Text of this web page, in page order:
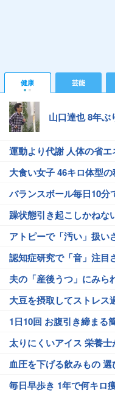
健康 芸能
山口達也 8年ぶ
運動より代謝 人体の省エ
大食い女子 46キロ体型
バランスボール毎日10分
躁状態引き起こしかねな
アトピーで「汚い」扱い
認知症研究で「音」注目
夫の「産後うつ」にみら
大豆を摂取してストレス
1日10回 お腹引き締まる
太りにくいアイス 栄養士
血圧を下げる飲みもの 選
毎日早歩き 1年で何キロ